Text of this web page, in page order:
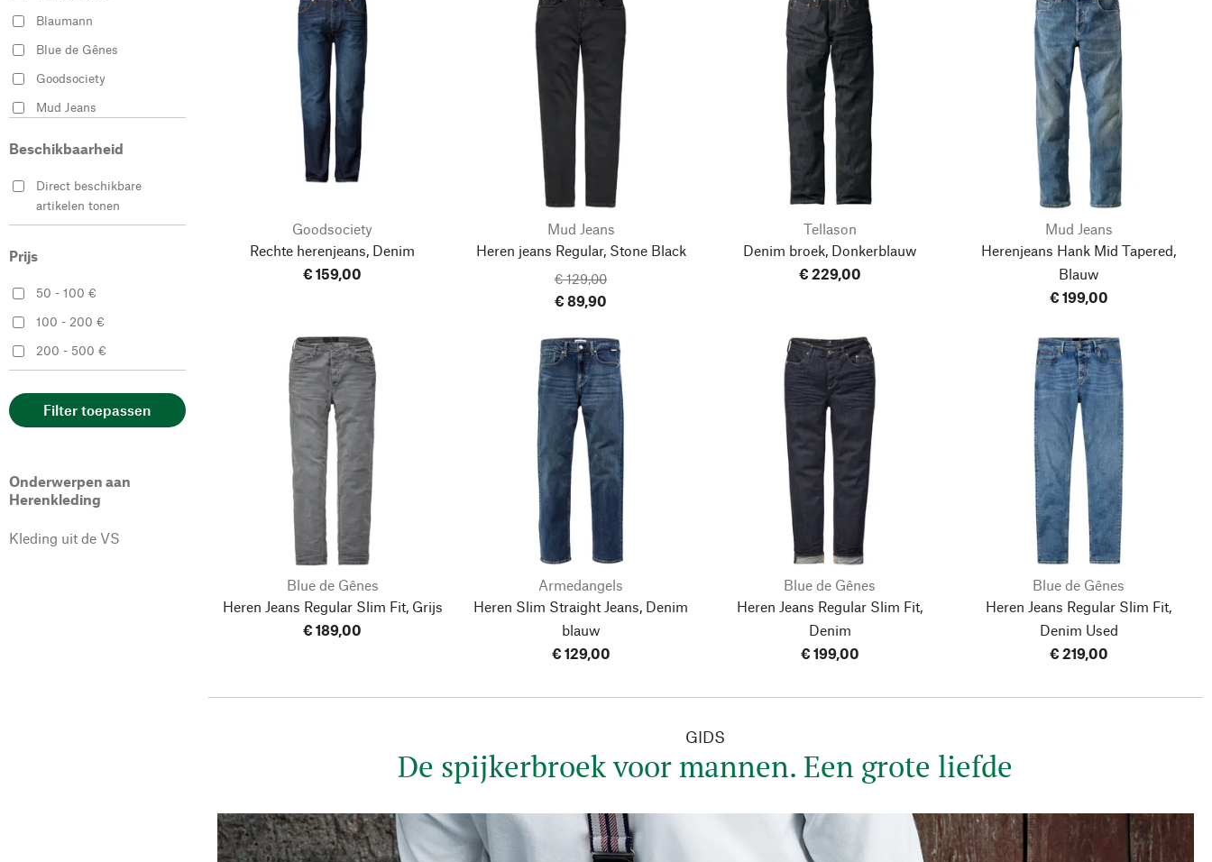
33/35 33/36
34/32 34/34
34/38
36/34 36/35
38/32 38/34
38/38 40/35
40/36 40/38
42/36 42/38
Blaumann
Blue de Gênes
Goodsociety
Mud Jeans
Beschikbaarheid
Direct beschikbare
artikelen tonen
Prijs
50 - 100 €
100 - 200 €
200 - 500 €
Filter toepassen
Onderwerpen aan
Herenkleding
Kleding uit de VS
Goodsociety
Rechte herenjeans, Denim
€ 159,00
Mud Jeans
Heren jeans Regular, Stone Black
€ 129,00
€ 89,90
Tellason
Denim broek, Donkerblauw
€ 229,00
Mud Jeans
Herenjeans Hank Mid Tapered,
Blauw
€ 199,00
Blue de Gênes
Heren Jeans Regular Slim Fit, Grijs
€ 189,00
Armedangels
Heren Slim Straight Jeans, Denim
blauw
€ 129,00
Blue de Gênes
Heren Jeans Regular Slim Fit,
Denim
€ 199,00
Blue de Gênes
Heren Jeans Regular Slim Fit,
Denim Used
€ 219,00
GIDS
De spijkerbroek voor mannen. Een grote liefde